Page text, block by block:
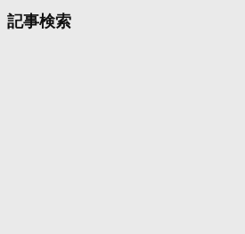
カ
記事検索